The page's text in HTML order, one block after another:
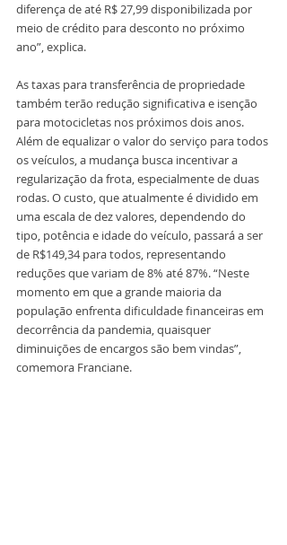
diferença de até R$ 27,99 disponibilizada por
meio de crédito para desconto no próximo
ano”, explica.
As taxas para transferência de propriedade
também terão redução significativa e isenção
para motocicletas nos próximos dois anos.
Além de equalizar o valor do serviço para todos
os veículos, a mudança busca incentivar a
regularização da frota, especialmente de duas
rodas. O custo, que atualmente é dividido em
uma escala de dez valores, dependendo do
tipo, potência e idade do veículo, passará a ser
de R$149,34 para todos, representando
reduções que variam de 8% até 87%. “Neste
momento em que a grande maioria da
população enfrenta dificuldade financeiras em
decorrência da pandemia, quaisquer
diminuições de encargos são bem vindas”,
comemora Franciane.